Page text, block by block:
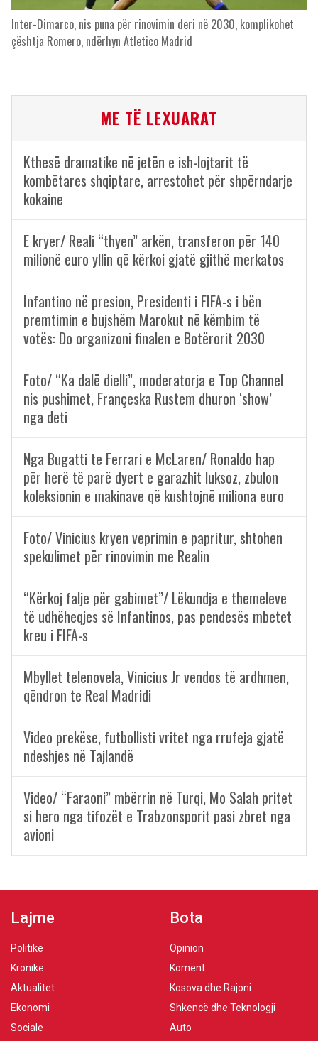
Inter-Dimarco, nis puna për rinovimin deri në 2030, komplikohet
çështja Romero, ndërhyn Atletico Madrid
ME TË LEXUARAT
Kthesë dramatike në jetën e ish-lojtarit të
kombëtares shqiptare, arrestohet për shpërndarje
kokaine
E kryer/ Reali “thyen” arkën, transferon për 140
milionë euro yllin që kërkoi gjatë gjithë merkatos
Infantino në presion, Presidenti i FIFA-s i bën
premtimin e bujshëm Marokut në këmbim të
votës: Do organizoni finalen e Botërorit 2030
Foto/ “Ka dalë dielli”, moderatorja e Top Channel
nis pushimet, Françeska Rustem dhuron ‘show’
nga deti
Nga Bugatti te Ferrari e McLaren/ Ronaldo hap
për herë të parë dyert e garazhit luksoz, zbulon
koleksionin e makinave që kushtojnë miliona euro
Foto/ Vinicius kryen veprimin e papritur, shtohen
spekulimet për rinovimin me Realin
“Kërkoj falje për gabimet”/ Lëkundja e themeleve
të udhëheqjes së Infantinos, pas pendesës mbetet
kreu i FIFA-s
Mbyllet telenovela, Vinicius Jr vendos të ardhmen,
qëndron te Real Madridi
Video prekëse, futbollisti vritet nga rrufeja gjatë
ndeshjes në Tajlandë
Video/ “Faraoni” mbërrin në Turqi, Mo Salah pritet
si hero nga tifozët e Trabzonsporit pasi zbret nga
avioni
Lajme
Politikë
Kronikë
Aktualitet
Ekonomi
Sociale
Bota
Opinion
Koment
Kosova dhe Rajoni
Shkencë dhe Teknologji
Auto